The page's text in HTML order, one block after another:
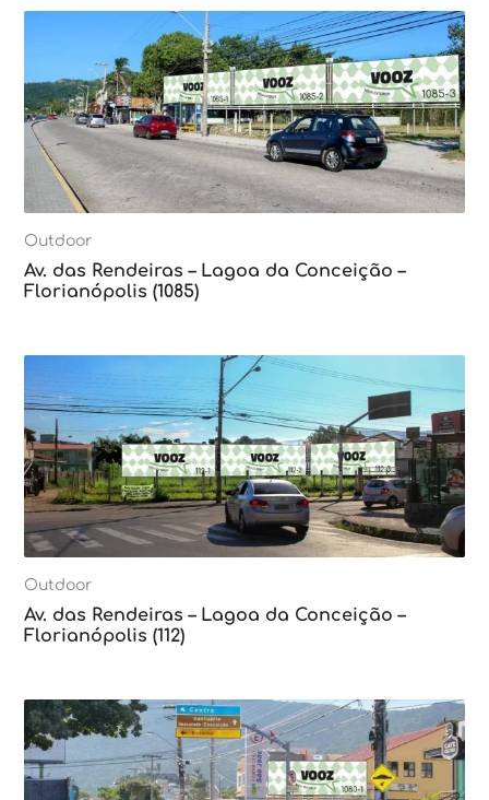
Outdoor
Av. das Rendeiras – Lagoa da Conceição –
Florianópolis (1085)
Outdoor
Av. das Rendeiras – Lagoa da Conceição –
Florianópolis (112)